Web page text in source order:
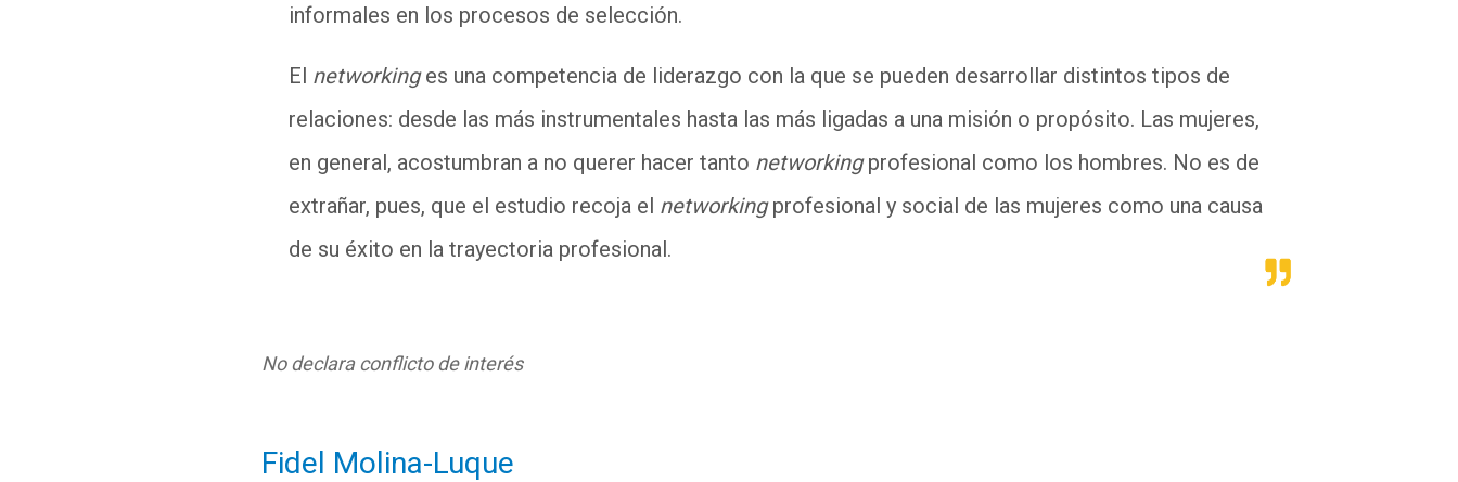
informales en los procesos de selección.
El networkinges una competencia de liderazgo con la que se pueden desarrollar distintos tipos de
relaciones: desde las más instrumentales hasta las más ligadas a una misión o propósito. Las mujeres,
en general, acostumbran a no querer hacer tanto networkingprofesional como los hombres. No es de
extrañar, pues, que el estudio recoja el networkingprofesional y social de las mujeres como una causa
de su éxito en la trayectoria profesional.
No declara conflicto de interés
Fidel Molina-Luque